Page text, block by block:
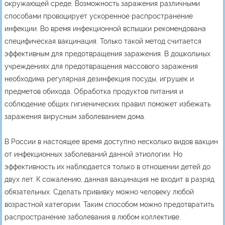
окружающей среде. Возможность заражения различными
способами провоцирует ускоренное распространение
инфекции. Во время инфекционной вспышки рекомендована
специфическая вакцинация. Только такой метод считается
эффективным для предотвращения заражения. В дошкольных
учреждениях для предотвращения массового заражения
необходима регулярная дезинфекция посуды, игрушек и
предметов обихода. Обработка продуктов питания и
соблюдение общих гигиенических правил поможет избежать
заражения вирусным заболеванием дома.
В России в настоящее время доступно несколько видов вакцин
от инфекционных заболеваний данной этиологии. Но
эффективность их наблюдается только в отношении детей до
двух лет. К сожалению, данная вакцинация не входит в разряд
обязательных. Сделать прививку можно человеку любой
возрастной категории. Таким способом можно предотвратить
распространение заболевания в любом коллективе.